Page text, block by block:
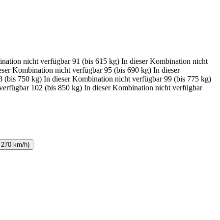
nicht verfügbar 91 (bis 615 kg) In dieser Kombination nicht
Kombination nicht verfügbar 95 (bis 690 kg) In dieser
(bis 750 kg) In dieser Kombination nicht verfügbar 99 (bis 775 kg)
102 (bis 850 kg) In dieser Kombination nicht verfügbar
km/h)